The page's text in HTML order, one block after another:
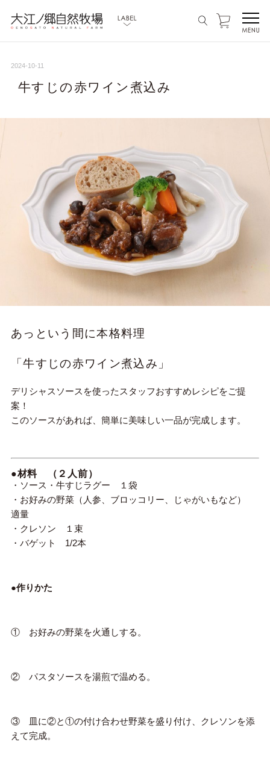
2024-10-11
牛すじの赤ワイン煮込み
あっという間に本格料理
「牛すじの赤ワイン煮込み」
デリシャスソースを使ったスタッフおすすめレシピをご提
案！
このソースがあれば、簡単に美味しい一品が完成します。
●材料 （２人前）
・ソース・牛すじラグー １袋
・お好みの野菜（人参、ブロッコリー、じゃがいもなど）
適量
・クレソン １束
・バゲット 1/2本
●作りかた
① お好みの野菜を火通しする。
② パスタソースを湯煎で温める。
③ 皿に②と①の付け合わせ野菜を盛り付け、クレソンを添
えて完成。